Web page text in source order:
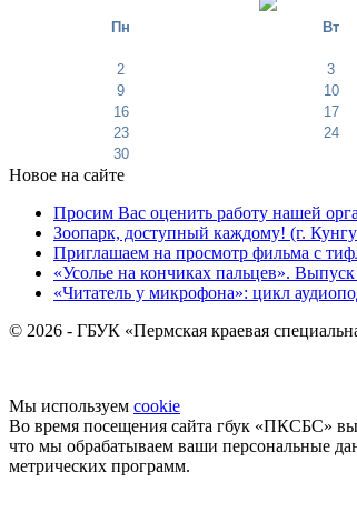
Пн Вт
2 3
9
10
16
17
23
24
30
Новое на сайте
Просим Вас оценить работу нашей
Зоопарк, доступный каждому! (г.
Приглашаем на просмотр фильма с
«Усолье на кончиках пальцев».
«Читатель у микрофона»: цикл
© 2026 - ГБУК «Пермская краевая
Мы используем cookie
Во время посещения сайта гбук «ПКСБС» вы
что мы обрабатываем ваши персональные
метрических программ.